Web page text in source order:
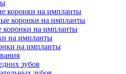
коронки на импланты
коронки на импланты
коронки на импланты
на импланты
на импланты
зубов